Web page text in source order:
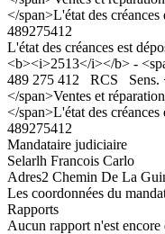
</span>L'état des
489275412
L'état des créances est
<b><i>2513</i></b> -
489 275 412 RCS Sens.
</span>Ventes et
</span>L'état des
489275412
Mandataire judiciaire
Selarlh Francois Carlo
Adres2 Chemin De La
Les coordonnées du
Rapports
Aucun rapport n'est